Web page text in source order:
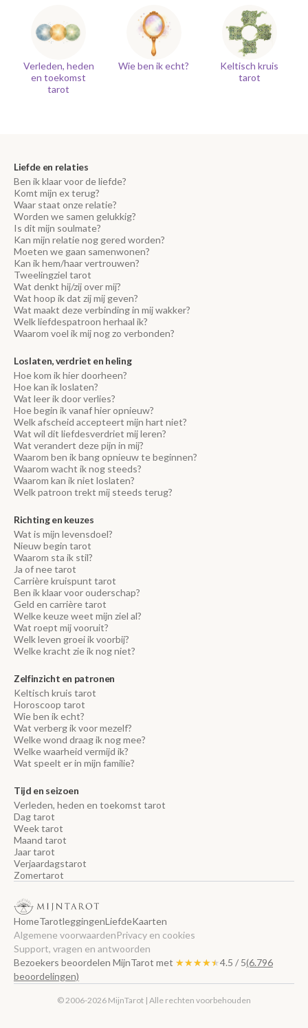
Verleden, heden
en toekomst
tarot
Wie ben ik echt?
Keltisch kruis
tarot
Liefde en relaties
Ben ik klaar voor de liefde?
Komt mijn ex terug?
Waar staat onze relatie?
Worden we samen gelukkig?
Is dit mijn soulmate?
Kan mijn relatie nog gered worden?
Moeten we gaan samenwonen?
Kan ik hem/haar vertrouwen?
Tweelingziel tarot
Wat denkt hij/zij over mij?
Wat hoop ik dat zij mij geven?
Wat maakt deze verbinding in mij wakker?
Welk liefdespatroon herhaal ik?
Waarom voel ik mij nog zo verbonden?
Loslaten, verdriet en heling
Hoe kom ik hier doorheen?
Hoe kan ik loslaten?
Wat leer ik door verlies?
Hoe begin ik vanaf hier opnieuw?
Welk afscheid accepteert mijn hart niet?
Wat wil dit liefdesverdriet mij leren?
Wat verandert deze pijn in mij?
Waarom ben ik bang opnieuw te beginnen?
Waarom wacht ik nog steeds?
Waarom kan ik niet loslaten?
Welk patroon trekt mij steeds terug?
Richting en keuzes
Wat is mijn levensdoel?
Nieuw begin tarot
Waarom sta ik stil?
Ja of nee tarot
Carrière kruispunt tarot
Ben ik klaar voor ouderschap?
Geld en carrière tarot
Welke keuze weet mijn ziel al?
Wat roept mij vooruit?
Welk leven groei ik voorbij?
Welke kracht zie ik nog niet?
Zelfinzicht en patronen
Keltisch kruis tarot
Horoscoop tarot
Wie ben ik echt?
Wat verberg ik voor mezelf?
Welke wond draag ik nog mee?
Welke waarheid vermijd ik?
Wat speelt er in mijn familie?
Tijd en seizoen
Verleden, heden en toekomst tarot
Dag tarot
Week tarot
Maand tarot
Jaar tarot
Verjaardagstarot
Zomertarot
HomeTarotleggingenLiefdeKaarten
Algemene voorwaardenPrivacy en cookies
Support, vragen en antwoorden
Bezoekers beoordelen MijnTarot met ★★★★★
★★★★★4.5 / 5(6.796
beoordelingen)
© 2006-2026 MijnTarot | Alle rechten voorbehouden